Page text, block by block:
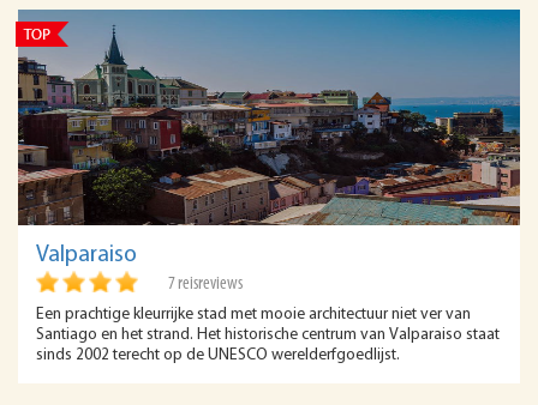
Valparaiso
7 reisreviews
Een prachtige kleurrijke stad met mooie architectuur niet ver van
Santiago en het strand. Het historische centrum van Valparaiso staat
sinds 2002 terecht op de UNESCO werelderfgoedlijst.